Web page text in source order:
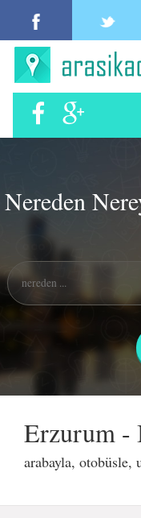
Nereden
Erzurum -
arabayla, otobüsle,